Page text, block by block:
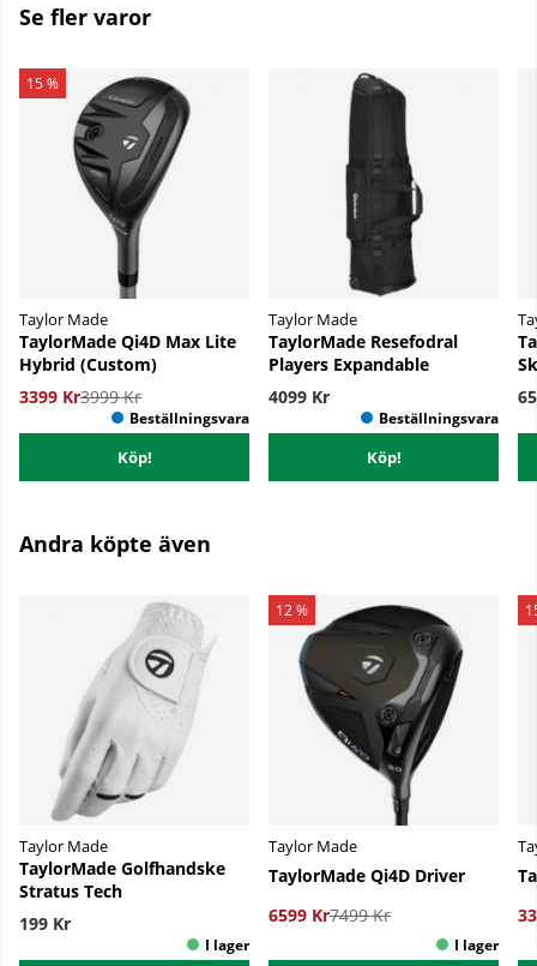
Se fler varor
15 %
Taylor Made
TaylorMade Qi4D Max Lite
Hybrid (Custom)
3399 Kr3999 Kr
Köp!
Taylor Made
TaylorMade Resefodral
Players Expandable
4099 Kr
Köp!
Andra köpte även
Taylor Made
TaylorMade Golfhandske
Stratus Tech
199 Kr
12 %
Taylor Made
TaylorMade Qi4D Driver
6599 Kr7499 Kr